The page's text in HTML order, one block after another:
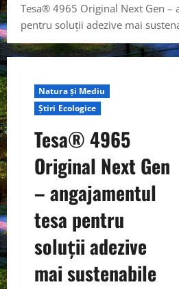
Tesa® 4965 Original Next Gen –
pentru soluții adezive mai
Natura și Mediu
Știri Ecologice
Tesa® 4965
Original Next Gen
– angajamentul
tesa pentru
soluții adezive
mai sustenabile